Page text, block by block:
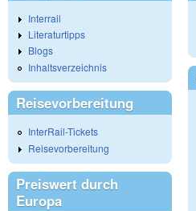
Interrail
Literaturtipps
Blogs
Inhaltsverzeichnis
Reisevorbereitung
InterRail-Tickets
Reisevorbereitung
Preiswert durch
Europa